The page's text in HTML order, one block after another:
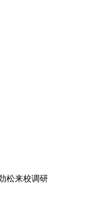
松来校调研